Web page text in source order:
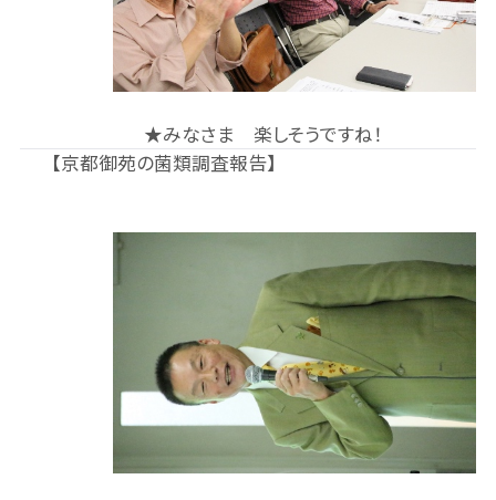
★みなさま 楽しそうですね！
【京都御苑の菌類調査報告】